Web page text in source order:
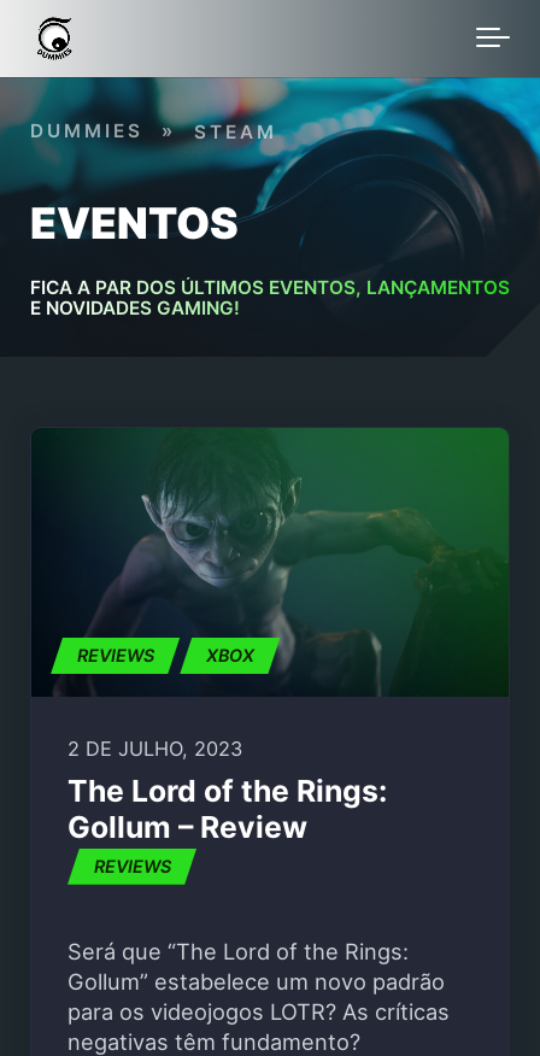
Skip to main content
EVENTOS
FICA A PAR DOS ÚLTIMOS EVENTOS, LANÇAMENTOS
E NOVIDADES GAMING!
DUMMIES » STEAM
REVIEWS XBOX
2 DE JULHO, 2023
The Lord of the Rings:
Gollum – Review
REVIEWS
Será que “The Lord of the Rings:
Gollum” estabelece um novo padrão
para os videojogos LOTR? As críticas
negativas têm fundamento?